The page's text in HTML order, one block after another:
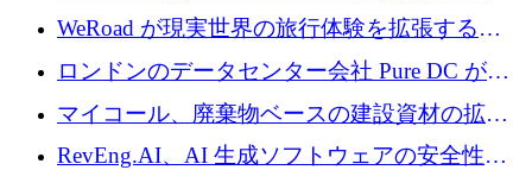
電技術の規模拡大に向けて 430 万ポンドを調
WeRoad が現実世界の旅行体験を拡張するた
めに 5,800 万ドルを獲得
ロンドンのデータセンター会社 Pure DC が欧
州と中東の拡張に 27 億ドルを確保
マイコール、廃棄物ベースの建設資材の拡大
に400万ポンドを投資
RevEng.AI、AI 生成ソフトウェアの安全性を